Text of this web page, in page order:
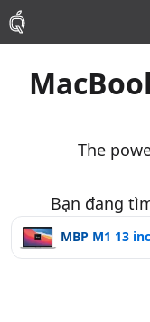
Mac
Phụ Kiện
The
Bạn đang
MBP M1 13